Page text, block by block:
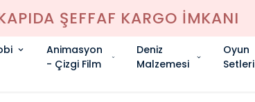
ŞEFFAF KARGO İMKANI
Animasyon
- Çizgi Film
Deniz
Malzemesi
Oyun
Setleri